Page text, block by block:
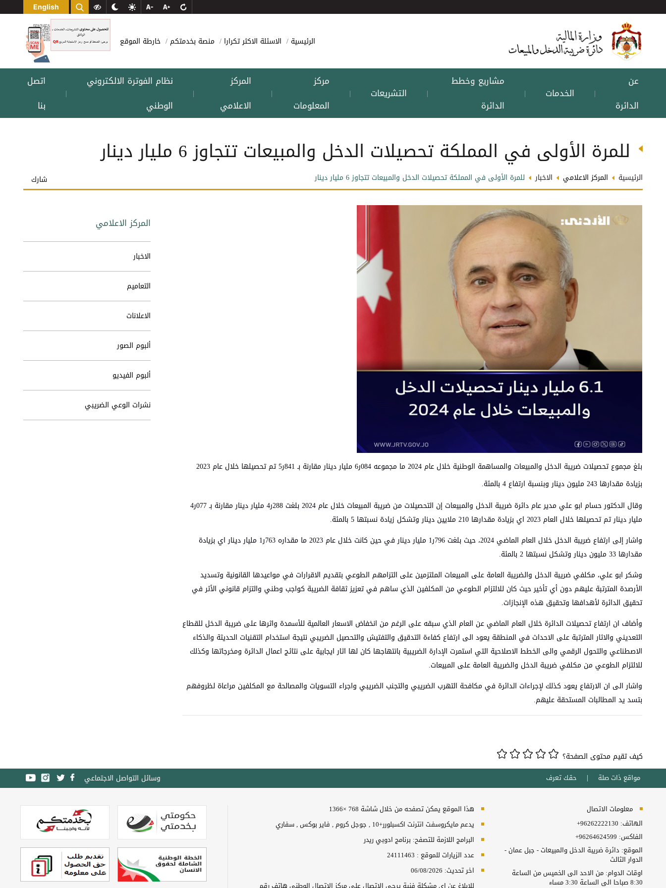
English
الرئيسية الاسئلة الاكثر تكرارا منصة بخدمتكم خارطة الموقع
عن
الدائرة
| الخدمات |
مشاريع وخطط
الدائرة
| التشريعات |
مركز
المعلومات
|
المركز
الاعلامي
|
نظام الفوترة الالكتروني
الوطني
|
اتصل
بنا
للمرة الأولى في المملكة تحصيلات الدخل والمبيعات تتجاوز 6 مليار دينار
الرئيسية المركز الاعلامي الاخبار للمرة الأولى في المملكة تحصيلات الدخل والمبيعات تتجاوز 6 مليار دينار شارك
بلغ مجموع تحصيلات ‏ضريبة الدخل والمبيعات والمساهمة الوطنية خلال عام 2024 ما مجموعه 084ر6 مليار دينار مقارنة بـ 841ر5 تم تحصيلها خلال عام 2023
بزيادة مقدارها 243 مليون دينار وبنسبة ارتفاع 4 بالمئة.‏
وقال الدكتور حسام ابو علي مدير عام دائرة ضريبة الدخل والمبيعات إن التحصيلات من ضريبة المبيعات خلال عام 2024 بلغت 288ر4 ‏مليار دينار مقارنة بـ 077ر4
مليار دينار تم تحصيلها خلال العام 2023 اي بزيادة مقدارها ‏‏210 ملايين دينار وتشكل زيادة نسبتها 5 بالمئة.‏
واشار إلى ارتفاع ضريبة الدخل خلال العام الماضي 2024، حيث بلغت 796ر1 مليار دينار ‏في حين كانت خلال عام 2023 ما مقداره 763ر1 مليار دينار اي بزيادة
مقدارها 33 ‏مليون دينار وتشكل نسبتها 2 بالمئة.‏
وشكر ابو علي، مكلفي ضريبة الدخل والضريبة العامة على المبيعات الملتزمين على التزامهم الطوعي بتقديم الاقرارات في مواعيدها القانونية وتسديد
الأرصدة المترتبة عليهم دون أي تأخير حيث كان للالتزام الطوعي من المكلفين الذي ساهم في تعزيز ثقافة الضريبة كواجب وطني والتزام قانوني الأثر في
تحقيق الدائرة لأهدافها وتحقيق هذه الإنجازات.
وأضاف ان ارتفاع تحصيلات ‏الدائرة خلال العام الماضي عن العام الذي سبقه على الرغم من انخفاض الاسعار العالمية للأسمدة واثرها على ضريبة الدخل للقطاع
التعديني والاثار المترتبة على الاحداث في المنطقة يعود الى ارتفاع كفاءة التدقيق والتفتيش والتحصيل الضريبي نتيجة استخدام التقنيات الحديثة والذكاء
الاصطناعي والتحول الرقمي والى الخطط الاصلاحية التي استمرت الإدارة الضريبية بانتهاجها كان لها اثار ايجابية على نتائج اعمال الدائرة ومخرجاتها وكذلك
للالتزام الطوعي من مكلفي ضريبة الدخل والضريبة العامة على المبيعات.
واشار الى ان الارتفاع يعود كذلك لإجراءات الدائرة في مكافحة التهرب الضريبي والتجنب الضريبي واجراء التسويات والمصالحة مع المكلفين مراعاة لظروفهم
بتسد يد المطالبات المستحقة عليهم.
المركز الاعلامي
الاخبار
التعاميم
الاعلانات
ألبوم الصور
ألبوم الفيديو
نشرات الوعي الضريبي
كيف تقيم محتوى الصفحة؟
مواقع ذات صلة حقك تعرف وسائل التواصل الاجتماعي
معلومات الاتصال
الهاتف: +96262222130
الفاكس: +96264624599
الموقع: دائرة ضريبة الدخل والمبيعات - جبل عمان -
الدوار الثالث
اوقات الدوام: من الاحد الى الخميس من الساعة
8:30 صباحا الى الساعة 3:30 مساء
هذا الموقع يمكن تصفحه من خلال شاشة 768 ×1366
يدعم مايكروسفت انترنت اكسبلورر+10 , جوجل كروم , فاير بوكس , سفاري
البرامج اللازمة للتصفح: برنامج ادوبي ريدر
عدد الزيارات للموقع : 24111463
اخر تحديث: 06/08/2026